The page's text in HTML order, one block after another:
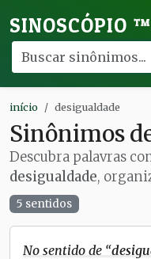
SINOSCÓPIO ™
início desigualdade
Sinônimos
Descubra palavras
desigualdade,
5 sentidos
No sentido de “